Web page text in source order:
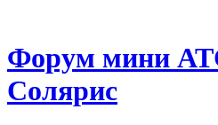
Форум мини
Солярис